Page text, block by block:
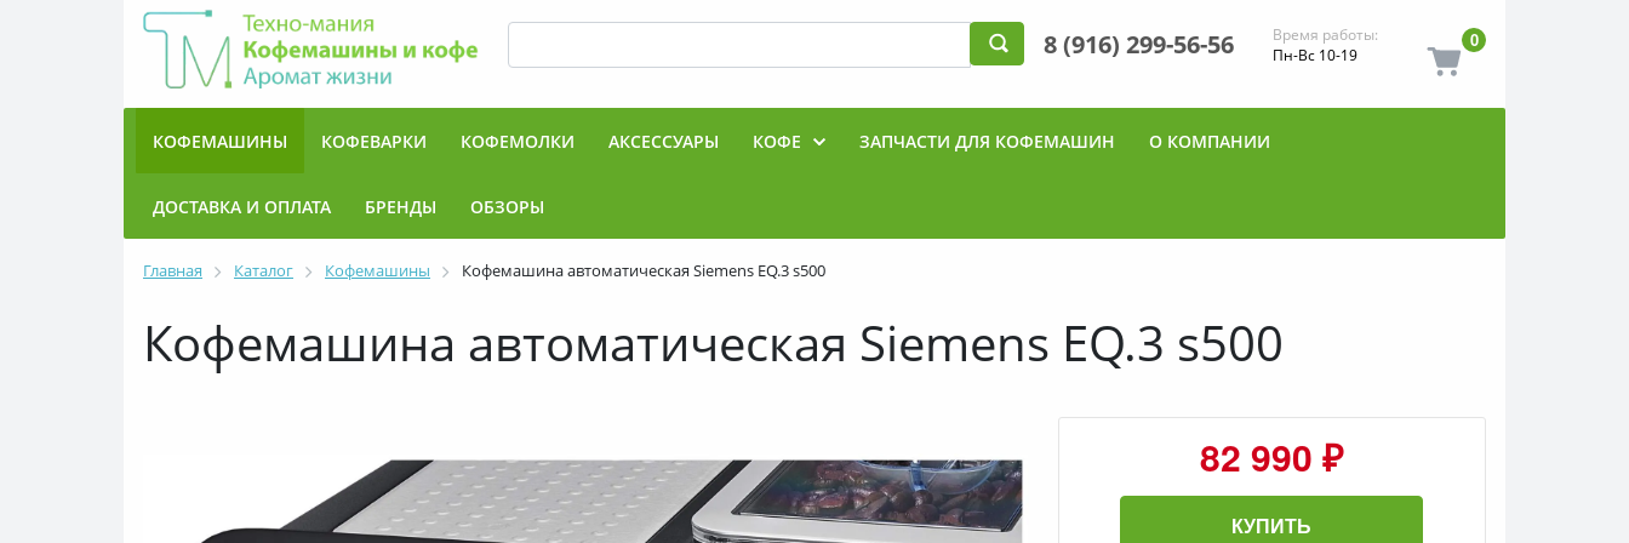
0
8 (916) 299-56-56
Время работы:
Пн-Вс 10-19
КОФЕМАШИНЫ КОФЕВАРКИ КОФЕМОЛКИ АКСЕССУАРЫ КОФЕ ЗАПЧАСТИ ДЛЯ КОФЕМАШИН О КОМПАНИИ
ДОСТАВКА И ОПЛАТА БРЕНДЫ ОБЗОРЫ
Главная Каталог Кофемашины Кофемашина автоматическая Siemens EQ.3 s500
Кофемашина автоматическая Siemens EQ.3 s500
82 990 ₽
КУПИТЬ